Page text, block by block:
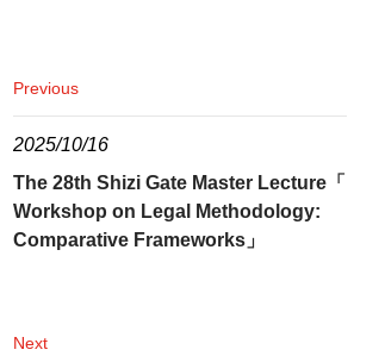
Previous
2025/10/16
The 28th Shizi Gate Master Lecture「
Workshop on Legal Methodology:
Comparative Frameworks」
Next